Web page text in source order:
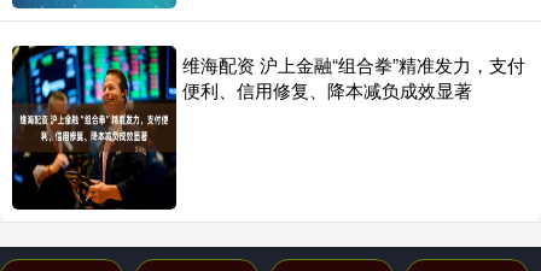
维海配资 沪上金融“组合拳”精准发力，支付
便利、信用修复、降本减负成效显著